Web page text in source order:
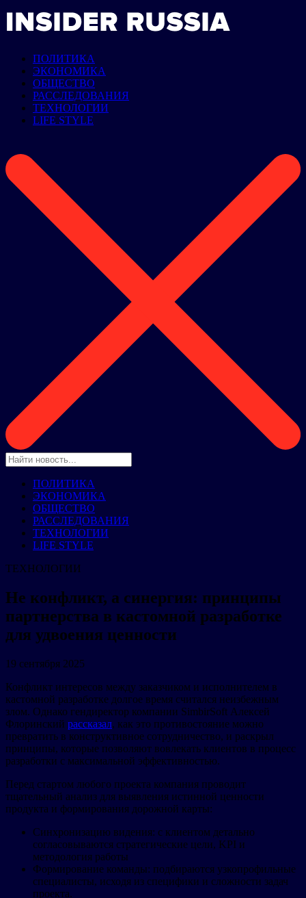
ПОЛИТИКА
ЭКОНОМИКА
ОБЩЕСТВО
РАССЛЕДОВАНИЯ
ТЕХНОЛОГИИ
LIFE STYLE
ПОЛИТИКА
ЭКОНОМИКА
ОБЩЕСТВО
РАССЛЕДОВАНИЯ
ТЕХНОЛОГИИ
LIFE STYLE
ТЕХНОЛОГИИ
Не конфликт, а синергия: принципы
партнерства в кастомной разработке
для удвоения ценности
19 сентября 2025
Конфликт интересов между заказчиком и исполнителем в
кастомной разработке долгое время считался неизбежным
злом. Однако гендиректор компании SimbirSoft Алексей
Флоринский рассказал, как это противостояние можно
превратить в конструктивное сотрудничество, и раскрыл
принципы, которые позволяют вовлекать клиентов в процесс
разработки с максимальной эффективностью.
Перед стартом любого проекта компания проводит
тщательный анализ для выявления истинной ценности
продукта и формирования дорожной карты:
Синхронизацию видения: с клиентом детально
согласовываются стратегические цели, KPI и
методология работы
Формирование команды: подбираются узкопрофильные
специалисты, исходя из специфики и сложности задач
проекта.